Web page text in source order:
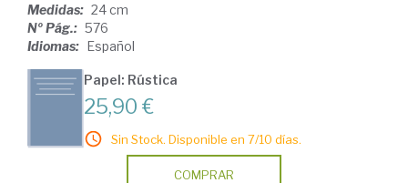
Medidas: 24 cm
Nº Pág.: 576
Idiomas: Español
Papel: Rústica
25,90 €
Sin Stock. Disponible en 7/10 días.
COMPRAR